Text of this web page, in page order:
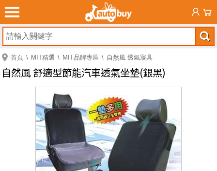
首頁 MIT精選 MIT品牌專區 自然風 透氣寢具
自然風 舒適型節能汽車透氣坐墊(銀黑)